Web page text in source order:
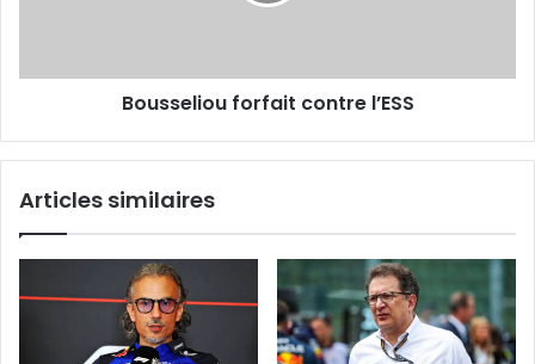
Bousseliou forfait contre l’ESS
Articles similaires